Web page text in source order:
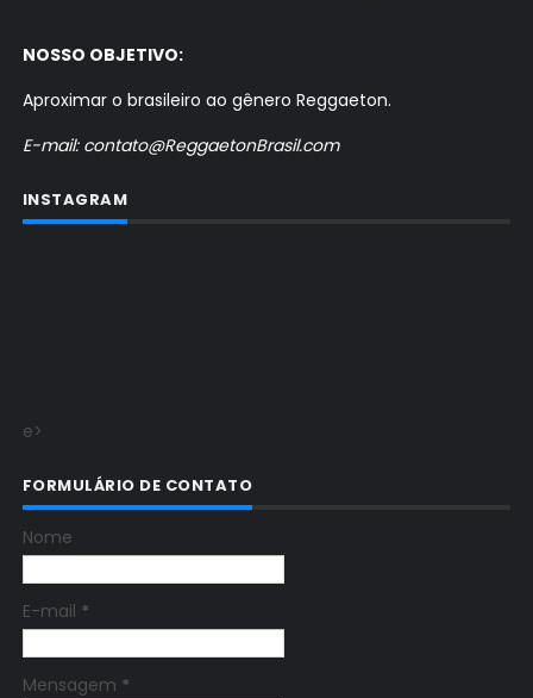
NOSSO OBJETIVO:
Aproximar o brasileiro ao gênero Reggaeton.
E-mail: contato@ReggaetonBrasil.com
INSTAGRAM
e>
FORMULÁRIO DE CONTATO
Nome
E-mail *
Mensagem *